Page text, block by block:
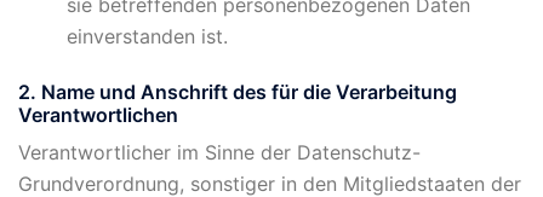
sie betreffenden personenbezogenen Daten
einverstanden ist.
2. Name und Anschrift des für die Verarbeitung
Verantwortlichen
Verantwortlicher im Sinne der Datenschutz-
Grundverordnung, sonstiger in den Mitgliedstaaten der